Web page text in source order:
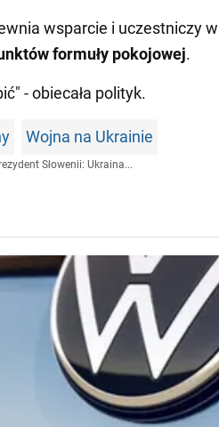
wsparcie i uczestniczy
formuły pokojowej.
- obiecała polityk.
Wojna na Ukrainie
Słowenii: Ukraina...